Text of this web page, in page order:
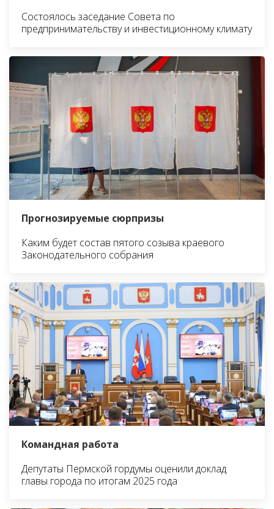
Состоялось заседание Совета по
предпринимательству и инвестиционному климату
Прогнозируемые сюрпризы
Каким будет состав пятого созыва краевого
Законодательного собрания
Командная работа
Депутаты Пермской гордумы оценили доклад
главы города по итогам 2025 года